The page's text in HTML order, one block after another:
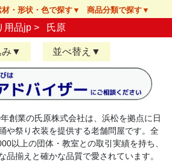
材・形状・色で探す 商品分類で探す
用品jp > 氏原
並べ替え
創業の氏原株式会社は、浜松を拠点に日
や祭り衣装を提供する老舗問屋です。全
以上の団体・教室との取引実績を持ち、
品揃えと確かな品質で愛されています。